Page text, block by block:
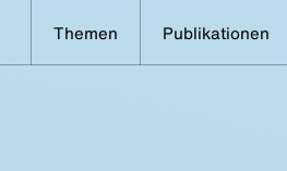
Themen Publikationen